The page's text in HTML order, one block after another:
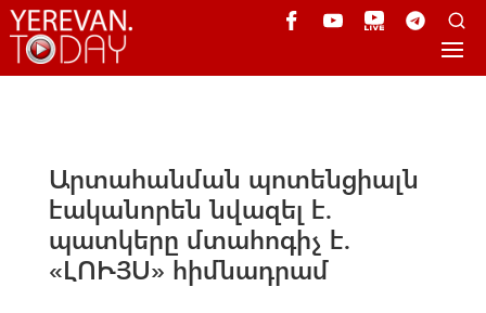
Արտահանման պոտենցիալն
էականորեն նվազել է.
պատկերը մտահոգիչ է.
«ԼՈՒՅՍ» հիմնադրամ